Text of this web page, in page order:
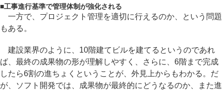
■工事進行基準で管理体制が強化される
一方で、プロジェクト管理を適切に行えるのか、という問題
もある。
建設業界のように、10階建てビルを建てるというのであれ
ば、最終の成果物の形が理解しやすく、さらに、6階まで完成
したら6割の進ちょくということが、外見上からもわかる。だ
が、ソフト開発では、成果物が最終的にどうなるのか、また進